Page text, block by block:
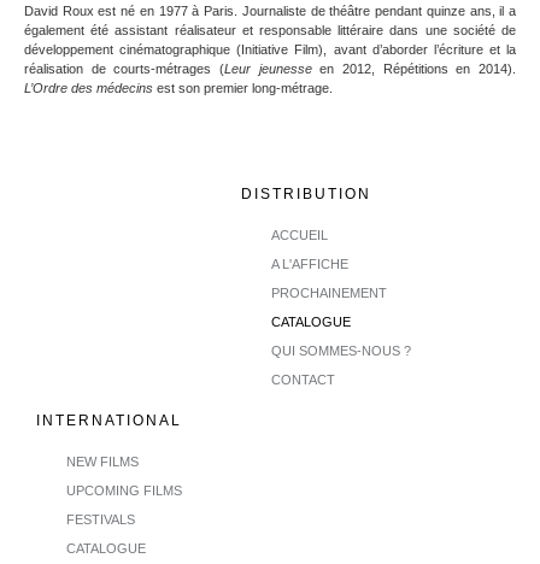
David Roux est né en 1977 à Paris. Journaliste de théâtre pendant quinze ans, il a
également été assistant réalisateur et responsable littéraire dans une société de
développement cinématographique (Initiative Film), avant d’aborder l’écriture et la
réalisation de courts-métrages (Leur jeunesseen 2012, Répétitions en 2014).
L’Ordre des médecins est son premier long-métrage.
DISTRIBUTION
ACCUEIL
A L'AFFICHE
PROCHAINEMENT
CATALOGUE
QUI SOMMES-NOUS ?
CONTACT
INTERNATIONAL
NEW FILMS
UPCOMING FILMS
FESTIVALS
CATALOGUE